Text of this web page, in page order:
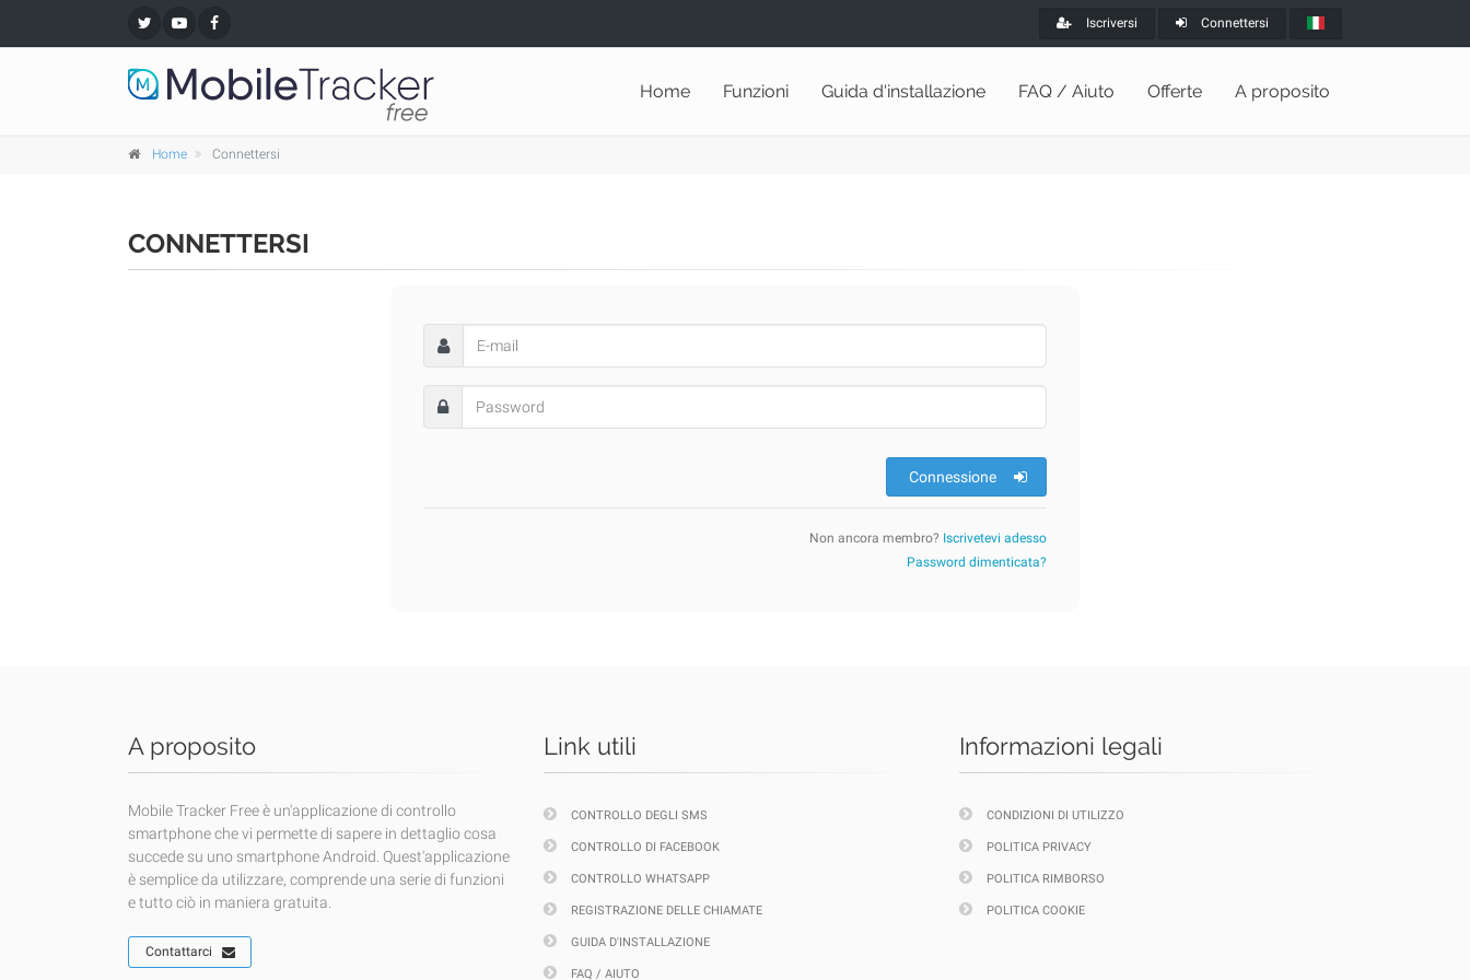
Iscriversi Connettersi
Home Funzioni Guida d'installazione FAQ / Aiuto Offerte A proposito
Home Connettersi
CONNETTERSI
Connessione
Non ancora membro? Iscrivetevi adesso
Password dimenticata?
A proposito
Mobile Tracker Free è un'applicazione di controllo
smartphone che vi permette di sapere in dettaglio cosa
succede su uno smartphone Android. Quest'applicazione
è semplice da utilizzare, comprende una serie di funzioni
e tutto ciò in maniera gratuita.
Contattarci
Link utili
CONTROLLO DEGLI SMS
CONTROLLO DI FACEBOOK
CONTROLLO WHATSAPP
REGISTRAZIONE DELLE CHIAMATE
GUIDA D'INSTALLAZIONE
FAQ / AIUTO
Informazioni legali
CONDIZIONI DI UTILIZZO
POLITICA PRIVACY
POLITICA RIMBORSO
POLITICA COOKIE